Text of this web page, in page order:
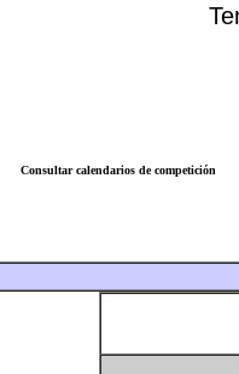
Consultar calendarios de competición